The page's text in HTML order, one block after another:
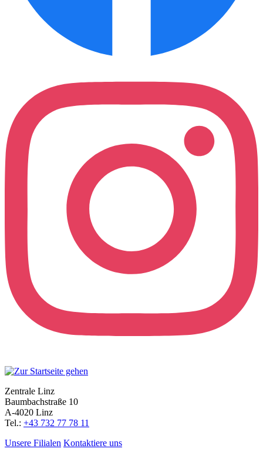
Zentrale Linz
Baumbachstraße 10
A-4020 Linz
Tel.: +43 732 77 78 11
Unsere Filialen Kontaktiere uns